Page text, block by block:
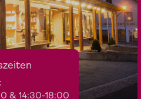
& 14:30-18:00